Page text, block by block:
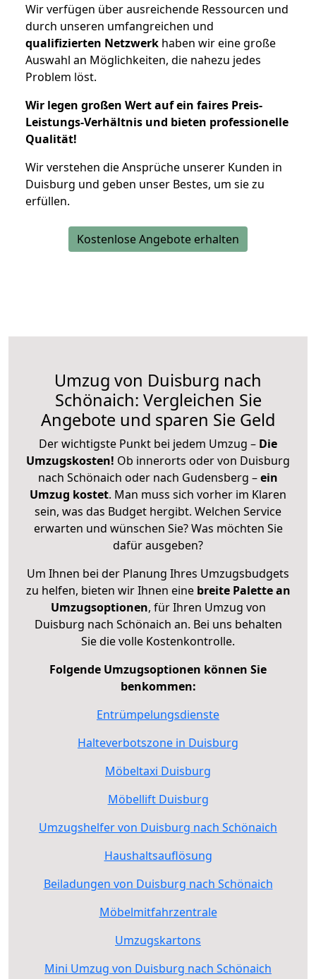
Wir verfügen über ausreichende Ressourcen und
durch unseren umfangreichen und
qualifizierten Netzwerk haben wir eine große
Auswahl an Möglichkeiten, die nahezu jedes
Problem löst.
Wir legen großen Wert auf ein faires Preis-
Leistungs-Verhältnis und bieten professionelle
Qualität!
Wir verstehen die Ansprüche unserer Kunden in
Duisburg und geben unser Bestes, um sie zu
erfüllen.
Kostenlose Angebote erhalten
Umzug von Duisburg nach
Schönaich: Vergleichen Sie
Angebote und sparen Sie Geld
Der wichtigste Punkt bei jedem Umzug – Die
Umzugskosten! Ob innerorts oder von Duisburg
nach Schönaich oder nach Gudensberg –ein
Umzug kostet. Man muss sich vorher im Klaren
sein, was das Budget hergibt. Welchen Service
erwarten und wünschen Sie? Was möchten Sie
dafür ausgeben?
Um Ihnen bei der Planung Ihres Umzugsbudgets
zu helfen, bieten wir Ihnen eine breite Palette an
Umzugsoptionen, für Ihren Umzug von
Duisburg nach Schönaich an. Bei uns behalten
Sie die volle Kostenkontrolle.
Folgende Umzugsoptionen können Sie
benkommen:
Entrümpelungsdienste
Halteverbotszone in Duisburg
Möbeltaxi Duisburg
Möbellift Duisburg
Umzugshelfer von Duisburg nach Schönaich
Haushaltsauflösung
Beiladungen von Duisburg nach Schönaich
Möbelmitfahrzentrale
Umzugskartons
Mini Umzug von Duisburg nach Schönaich